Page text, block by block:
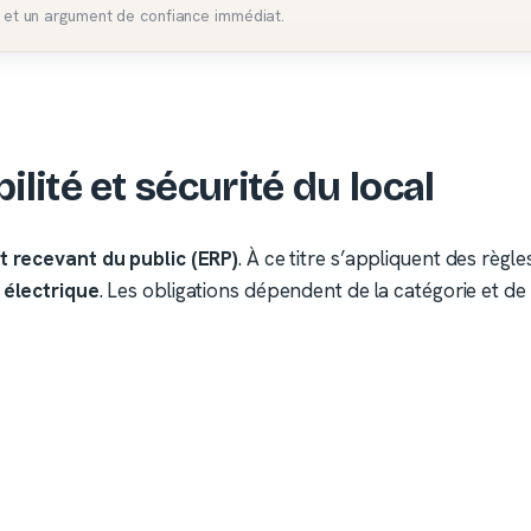
un argument de confiance immédiat.
et sécurité du local
recevant du public (ERP). À ce titre s’appliquent des
électrique. Les obligations dépendent de la catégorie et